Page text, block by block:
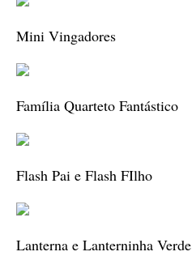
Mini Vingadores
Família Quarteto Fantástico
Flash Pai e Flash FIlho
Lanterna e Lanterninha Verde